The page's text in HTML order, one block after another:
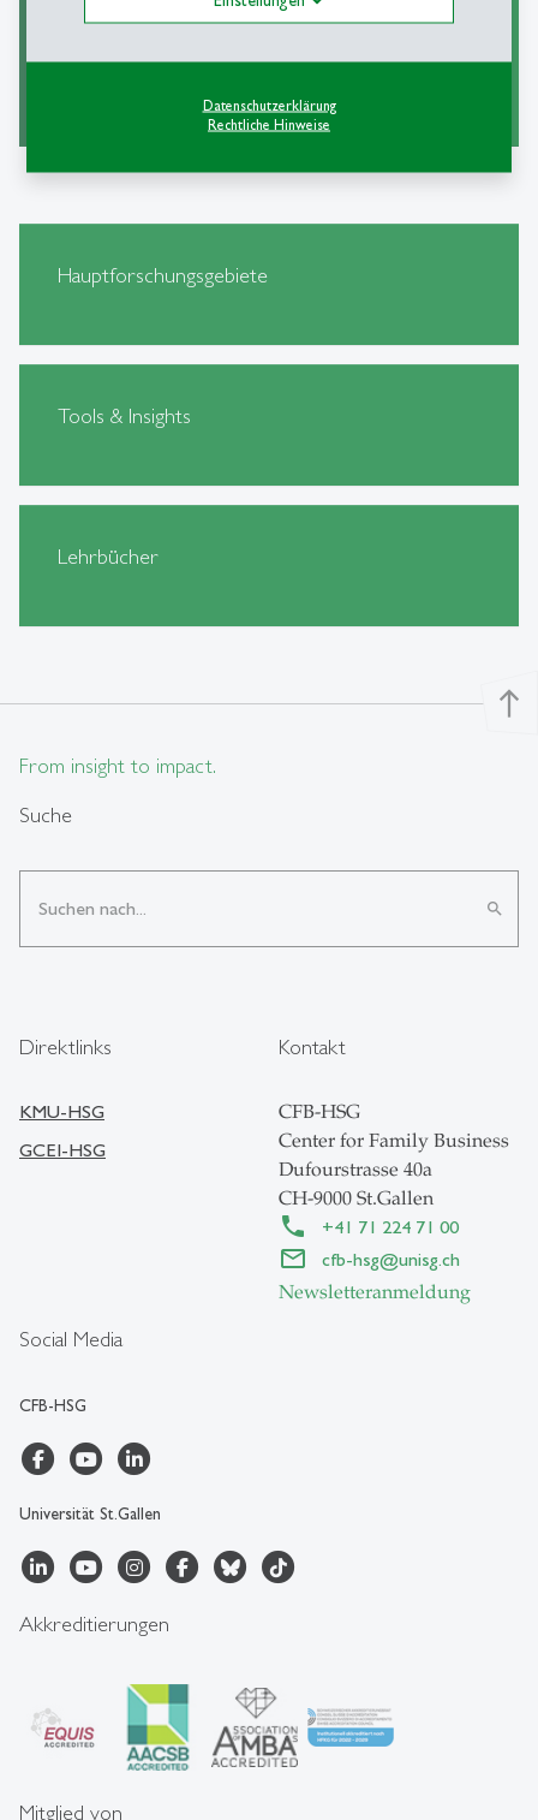
Datenschutzerklärung
Rechtliche Hinweise
east Dissertation am CFB-HSG
Hauptforschungsgebiete
Tools & Insights
Lehrbücher
north
From insight to impact.
Suche
search
Social Media
CFB-HSG
Universität St.Gallen
Direktlinks
KMU-HSG
GCEI-HSG
Kontakt
CFB-HSG
Center for Family Business
Dufourstrasse 40a
CH-9000 St.Gallen
+41 71 224 71 00
cfb-hsg@unisg.ch
Newsletteranmeldung
Akkreditierungen
Mitglied von